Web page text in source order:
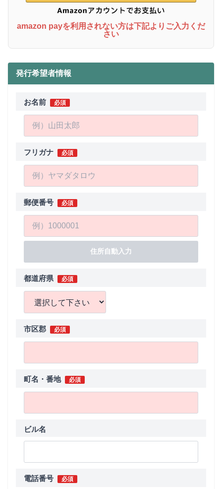
amazon payを利用されない方は下記よりご入力くだ
さい
発行希望者情報
お名前 必須
フリガナ 必須
郵便番号 必須
住所自動入力
都道府県 必須
市区郡 必須
町名・番地 必須
ビル名
電話番号 必須